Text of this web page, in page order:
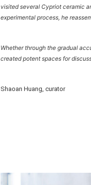
visited several Cypriot ceramic
experimental process, he
Whether through the gradual
created potent spaces for
Shaoan Huang, curator